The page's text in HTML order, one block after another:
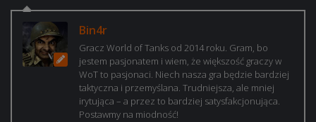
Bin4r
Gracz World of Tanks od 2014 roku. Gram, bo
jestem pasjonatem i wiem, że większość graczy w
WoT to pasjonaci. Niech nasza gra będzie bardziej
taktyczna i przemyślana. Trudniejsza, ale mniej
irytująca – a przez to bardziej satysfakcjonująca.
Postawmy na miodność!